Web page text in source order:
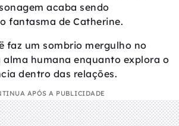
acaba sendo
fantasma de Catherine.
faz um sombrio mergulho no
alma humana enquanto explora o
dentro das relações.
APÓS A PUBLICIDADE